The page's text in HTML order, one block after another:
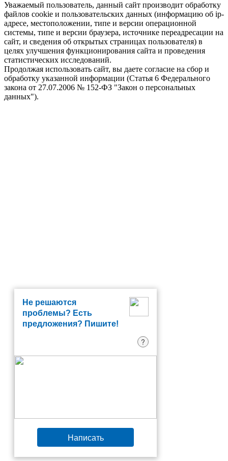
Уважаемый пользователь, данный сайт производит обработку
файлов cookie и пользовательских данных (информацию об ip-
адресе, местоположении, типе и версии операционной
системы, типе и версии браузера, источнике переадресации на
сайт, и сведения об открытых страницах пользователя) в
целях улучшения функционирования сайта и проведения
статистических исследований.
Продолжая использовать сайт, вы даете согласие на сбор и
обработку указанной информации (Статья 6 Федерального
закона от 27.07.2006 № 152-ФЗ "Закон о персональных
данных").
Не решаются
проблемы? Есть
предложения? Пишите!
?
Написать